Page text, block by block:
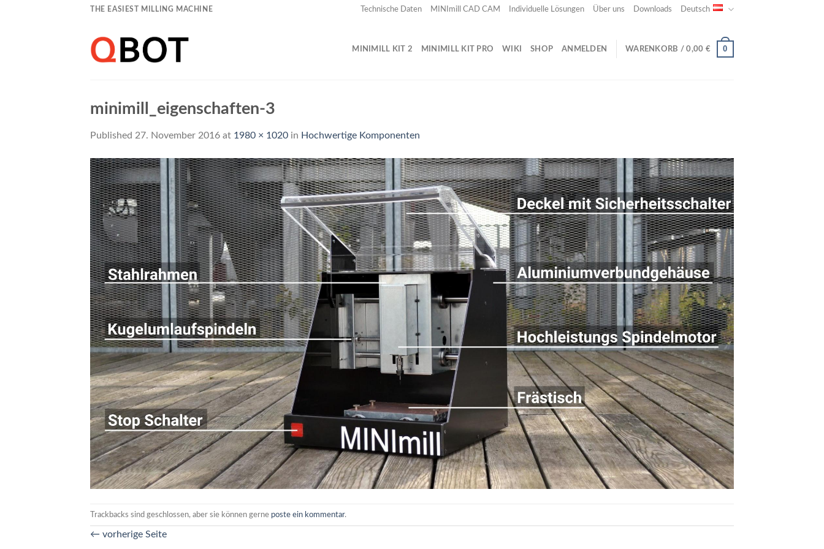
THE EASIEST MILLING MACHINE Technische Daten MINImill CAD CAM Individuelle Lösungen Über uns Downloads Deutsch
MINIMILL KIT 2 MINIMILL KIT PRO WIKI SHOP ANMELDEN WARENKORB /0,00 € 0
minimill_eigenschaften-3
Published 27. November 2016 at 1980 × 1020 in Hochwertige Komponenten
Trackbacks sind geschlossen, aber sie können gerne poste ein kommentar.
← vorherige Seite